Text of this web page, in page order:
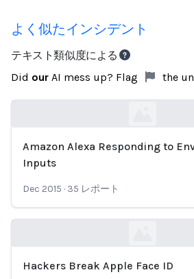
よく似たインシデント
テキスト類似度による
Did our AI mess up? Flag the
Loading...
Amazon Alexa Responding to
Inputs
Dec 2015 · 35 レポート
Hackers Break Apple Face ID